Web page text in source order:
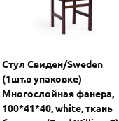
Стул Свиден/Sweden
(1шт.в упаковке)
Многослойная фанера,
100*41*40, white, ткань